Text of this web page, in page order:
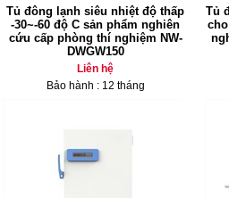
Tủ đông lạnh siêu nhiệt độ thấp
-30~-60 độ C sản phẩm nghiên
cứu cấp phòng thí nghiệm NW-
DWGW150
Liên hệ
Bảo hành : 12 tháng
Tủ